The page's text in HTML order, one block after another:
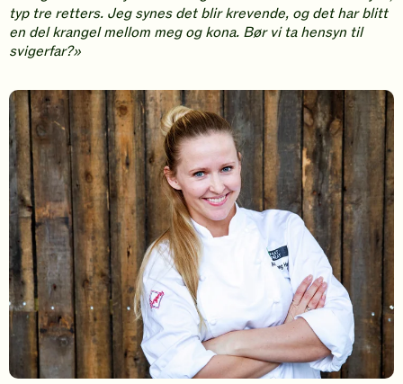
typ tre retters. Jeg synes det blir krevende, og det har blitt
en del krangel mellom meg og kona. Bør vi ta hensyn til
svigerfar?»